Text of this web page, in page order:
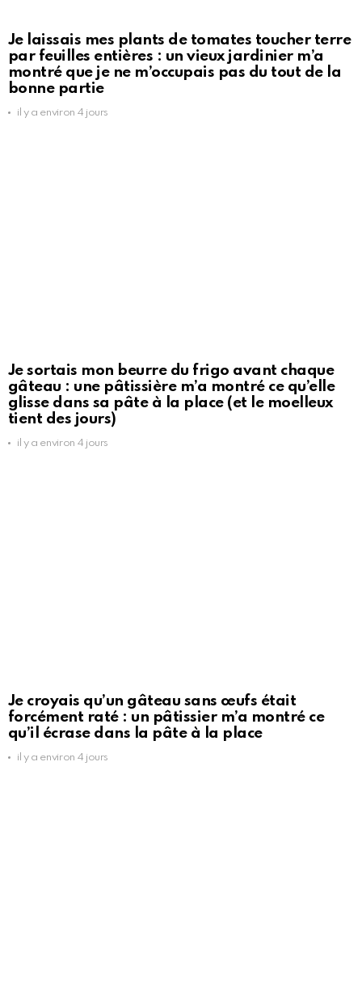
Je laissais mes plants de tomates toucher terre
par feuilles entières : un vieux jardinier m’a
montré que je ne m’occupais pas du tout de la
bonne partie
il y a environ 4 jours
Je sortais mon beurre du frigo avant chaque
gâteau : une pâtissière m’a montré ce qu’elle
glisse dans sa pâte à la place (et le moelleux
tient des jours)
il y a environ 4 jours
Je croyais qu’un gâteau sans œufs était
forcément raté : un pâtissier m’a montré ce
qu’il écrase dans la pâte à la place
il y a environ 4 jours